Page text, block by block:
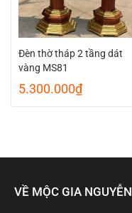
Đèn thờ tháp 2 tầng dát
vàng MS81
5.300.000₫
VỀ MỘC GIA NGUYỄN